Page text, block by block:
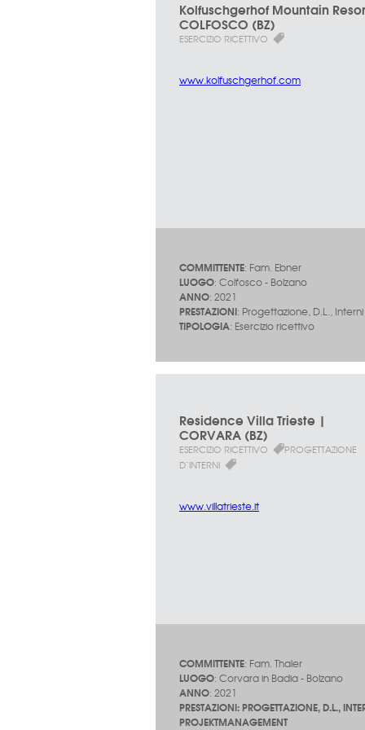
Kolfuschgerhof Mountain
COLFOSCO (BZ)
ESERCIZIO RICETTIVO
www.kolfuschgerhof.com
COMMITTENTE: Fam. Ebner
LUOGO: Colfosco - Bolzano
ANNO: 2021
PRESTAZIONI: Progettazione, D.L., Interni
TIPOLOGIA: Esercizio ricettivo
Residence Villa Trieste |
CORVARA (BZ)
ESERCIZIO RICETTIVO
PROGETTAZIONE
D`INTERNI
www.villatrieste.it
COMMITTENTE: Fam. Thaler
LUOGO: Corvara in Badia - Bolzano
ANNO: 2021
PRESTAZIONI: PROGETTAZIONE, D.L.,
PROJEKTMANAGEMENT